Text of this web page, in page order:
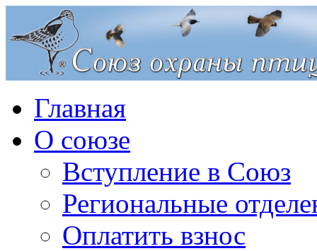
Главная
О союзе
Вступление в Союз
Региональные
Оплатить взнос